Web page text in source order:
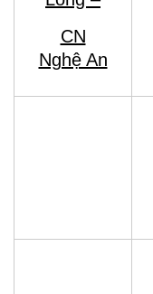
CN
Nghệ An